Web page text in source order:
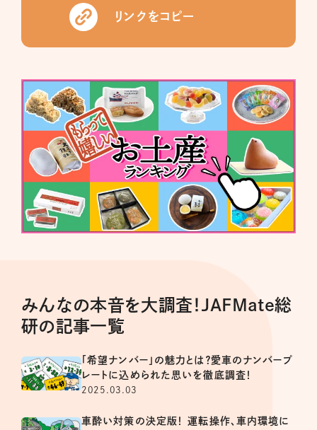
リンクをコピー
みんなの本音を大調査！JAFMate総
研の記事一覧
「希望ナンバー」の魅力とは？愛車のナンバープ
レートに込められた思いを徹底調査！
2025.03.03
車酔い対策の決定版！ 運転操作、車内環境に